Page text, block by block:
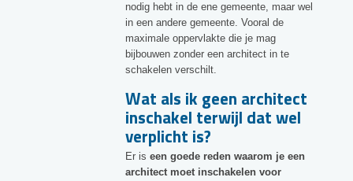
nodig hebt in de ene gemeente, maar wel
in een andere gemeente. Vooral de
maximale oppervlakte die je mag
bijbouwen zonder een architect in te
schakelen verschilt.
Wat als ik geen architect
inschakel terwijl dat wel
verplicht is?
Er is een goede reden waarom je een
architect moet inschakelen voor